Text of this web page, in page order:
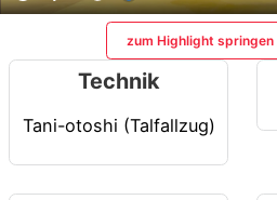
zum Highlight springen
Technik
Tani-otoshi (Talfallzug)